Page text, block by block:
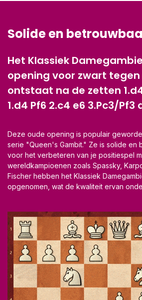
Solide en
Het Klassiek
opening voor zwart tegen
ontstaat na de zetten
1.d4 Pf6 2.c4 e6 3.Pc3/Pf3
Deze oude opening is populair
serie "Queen's Gambit." Ze is solide en
voor het verbeteren van je positiespel
wereldkampioenen zoals Spassky,
Fischer hebben het Klassiek
opgenomen, wat de kwaliteit ervan